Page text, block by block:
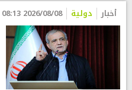
أخبار دولية 2026/08/08 08:13